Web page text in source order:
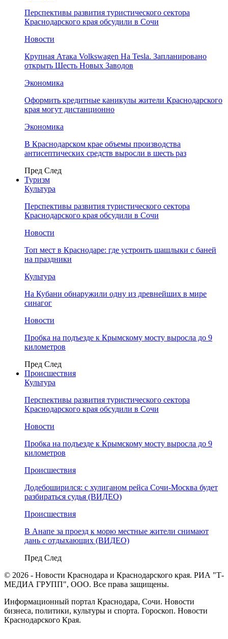
Перспективы развития туристического сектора
Краснодарского края обсудили в Сочи
Новости
Крупная Атака Volkswagen На Tesla. Запланировано
открыть Шесть Новых Заводов
Экономика
Оформить кредитные каникулы жители Краснодарского
края могут дистанционно
Экономика
В Краснодарском крае объемы производства
антисептических средств выросли в шесть раз
Пред След
Туризм
Культура
Перспективы развития туристического сектора
Краснодарского края обсудили в Сочи
Новости
Топ мест в Краснодаре: где устроить шашлыки с баней
на праздники
Культура
На Кубани обнаружили одну из древнейших в мире
синагог
Новости
Пробка на подъезде к Крымскому мосту выросла до 9
километров
Пред След
Происшествия
Культура
Перспективы развития туристического сектора
Краснодарского края обсудили в Сочи
Новости
Пробка на подъезде к Крымскому мосту выросла до 9
километров
Происшествия
Додебоширился: с хулиганом рейса Сочи-Москва будет
разбираться судья (ВИДЕО)
Происшествия
В Анапе за проезд к морю местные жители снимают
дань с отдыхающих (ВИДЕО)
Пред След
© 2026 - Новости Краснодара и Краснодарского края. РИА "Т-
МЕДИА ГРУПП", ООО. Все права защищены.
Информационный портал Краснодара, Сочи. Новости
бизнеса, политики, культуры и спорта. Гороскоп. Новости
Краснодарского Края.